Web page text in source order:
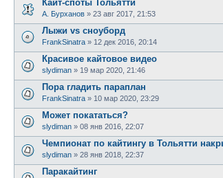
Кайт-споты Тольятти
А. Бурханов » 23 авг 2017, 21:53
Лыжи vs сноуборд
FrankSinatra » 12 дек 2016, 20:14
Красивое кайтовое видео
slydiman » 19 мар 2020, 21:46
Пора гладить параплан
FrankSinatra » 10 мар 2020, 23:29
Может покататься?
slydiman » 08 янв 2016, 22:07
Чемпионат по кайтингу в Тольятти
slydiman » 28 янв 2018, 22:37
Паракайтинг